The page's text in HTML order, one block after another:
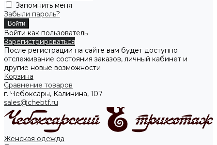
Запомнить меня
Забыли пароль?
Войти как пользователь
Зарегистрироваться
После регистрации на сайте вам будет доступно
отслеживание состояния заказов, личный кабинет и
другие новые возможности
Корзина
Сравнение товаров
г. Чебоксары, Калинина, 107
sales@chebtf.ru
Женская одежда